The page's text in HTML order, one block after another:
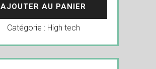
AJOUTER AU PANIER
Catégorie : High tech